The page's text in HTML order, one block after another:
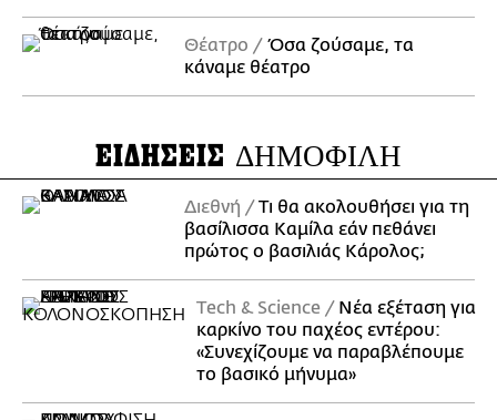
Θέατρο
Όσα ζούσαμε, τα
κάναμε θέατρο
ΕΙΔΗΣΕΙΣ ΔΗΜΟΦΙΛΗ
Διεθνή
Τι θα ακολουθήσει για τη
βασίλισσα Καμίλα εάν πεθάνει
πρώτος ο βασιλιάς Κάρολος;
Τech & Science
Νέα εξέταση για
καρκίνο του παχέος εντέρου:
«Συνεχίζουμε να παραβλέπουμε
το βασικό μήνυμα»